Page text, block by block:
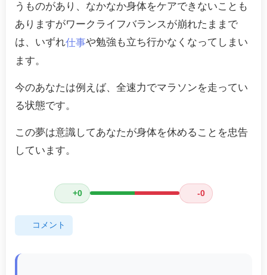
うものがあり、なかなか身体をケアできないことも
ありますがワークライフバランスが崩れたままで
は、いずれ仕事や勉強も立ち行かなくなってしまい
ます。
今のあなたは例えば、全速力でマラソンを走ってい
る状態です。
この夢は意識してあなたが身体を休めることを忠告
しています。
+0 -0
コメント